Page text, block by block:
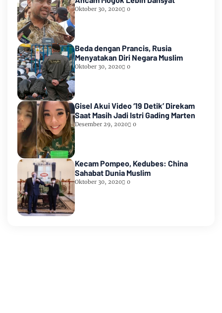
Oktober 30, 2020 0
Beda dengan Prancis, Rusia
Menyatakan Diri Negara Muslim
Oktober 30, 2020 0
Gisel Akui Video ‘19 Detik’ Direkam
Saat Masih Jadi Istri Gading Marten
Desember 29, 2020 0
Kecam Pompeo, Kedubes: China
Sahabat Dunia Muslim
Oktober 30, 2020 0